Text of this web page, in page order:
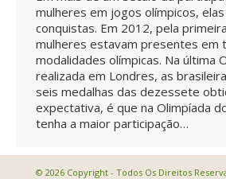
mulheres em jogos olímpicos,
conquistas. Em 2012, pela
mulheres estavam presentes em
modalidades olímpicas. Na última
realizada em Londres, as
seis medalhas das dezessete
expectativa, é que na Olimpíada
tenha a maior participação…
© 2026 Copyright - Todos Os Direitos